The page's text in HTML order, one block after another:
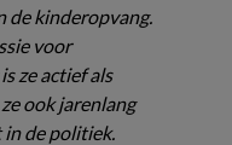
de kinderopvang.
voor
ze actief als
ook jarenlang
in de politiek.